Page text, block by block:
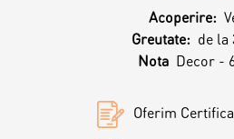
Personalized Desserts
Cake (Slice)
Dessert
Acoperire:
Greutate: de la
Nota Decor -
Oferim